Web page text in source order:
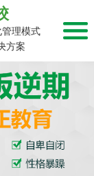
理模式
方案